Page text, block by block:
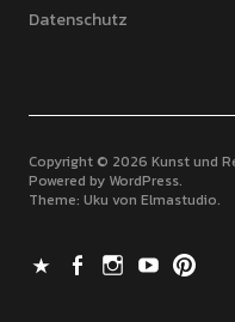
Datenschutz
Copyright © 2026 Kunst und
Powered by WordPress
Theme: Uku von Elmastudio